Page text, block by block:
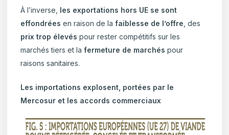
À l’inverse, les exportations hors UE se sont
effondrées en raison de lafaiblesse de l’offre , des
prix trop élevés pour rester compétitifs sur les
marchés tiers et lafermeture de marchés pour
raisons sanitaires.
Les importations explosent, portées par le
Mercosur et les accords commerciaux